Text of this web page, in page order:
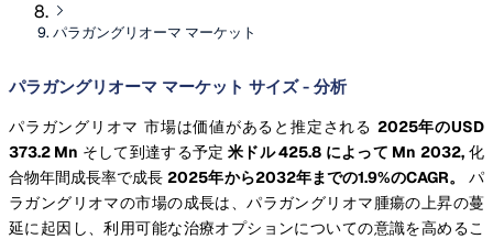
パラガングリオーマ マーケット
パラガングリオーマ マーケット サイズ - 分析
パラガングリオマ 市場は価値があると推定される 2025年のUSD
373.2 Mn そして到達する予定 米ドル 425.8 によって Mn 2032,化
合物年間成長率で成長2025年から2032年までの1.9%のCAGR。
パ
ラガングリオマの市場の成長は、パラガングリオマ腫瘍の上昇の蔓
延に起因し、利用可能な治療オプションについての意識を高めるこ